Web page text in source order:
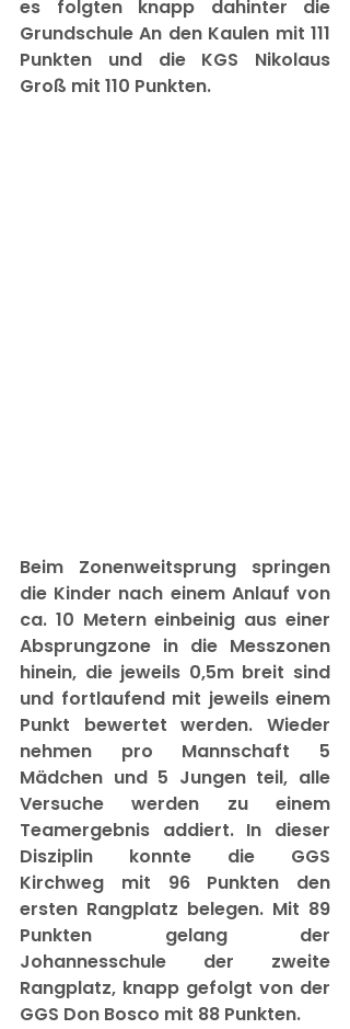
es folgten knapp dahinter die
Grundschule An den Kaulen mit 111
Punkten und die KGS Nikolaus
Groß mit 110 Punkten.
Beim Zonenweitsprung springen
die Kinder nach einem Anlauf von
ca. 10 Metern einbeinig aus einer
Absprungzone in die Messzonen
hinein, die jeweils 0,5m breit sind
und fortlaufend mit jeweils einem
Punkt bewertet werden. Wieder
nehmen pro Mannschaft 5
Mädchen und 5 Jungen teil, alle
Versuche werden zu einem
Teamergebnis addiert. In dieser
Disziplin konnte die GGS
Kirchweg mit 96 Punkten den
ersten Rangplatz belegen. Mit 89
Punkten gelang der
Johannesschule der zweite
Rangplatz, knapp gefolgt von der
GGS Don Bosco mit 88 Punkten.